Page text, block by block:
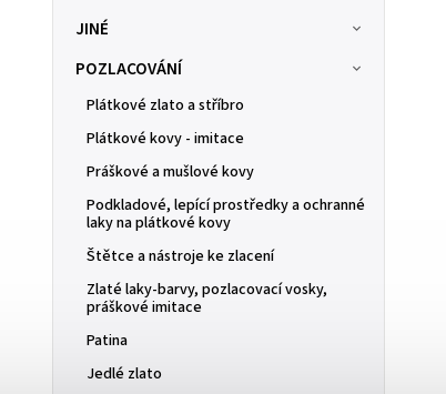
JINÉ
POZLACOVÁNÍ
Plátkové zlato a stříbro
Plátkové kovy - imitace
Práškové a mušlové kovy
Podkladové, lepící prostředky a ochranné
laky na plátkové kovy
Štětce a nástroje ke zlacení
Zlaté laky-barvy, pozlacovací vosky,
práškové imitace
Patina
Jedlé zlato
GOLDPUDER, 23 karátů, 100 mg
NA OBJEDNÁVKU
918 Kč
GOLDPUDER, 23 karátů, 100 mg